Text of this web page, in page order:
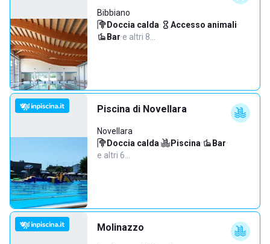
Bibbiano
Doccia calda· Accesso animali·
Bar·e altri 8…
Piscina di Novellara
Novellara
Doccia calda· Piscina· Bar·
e altri 6…
Molinazzo